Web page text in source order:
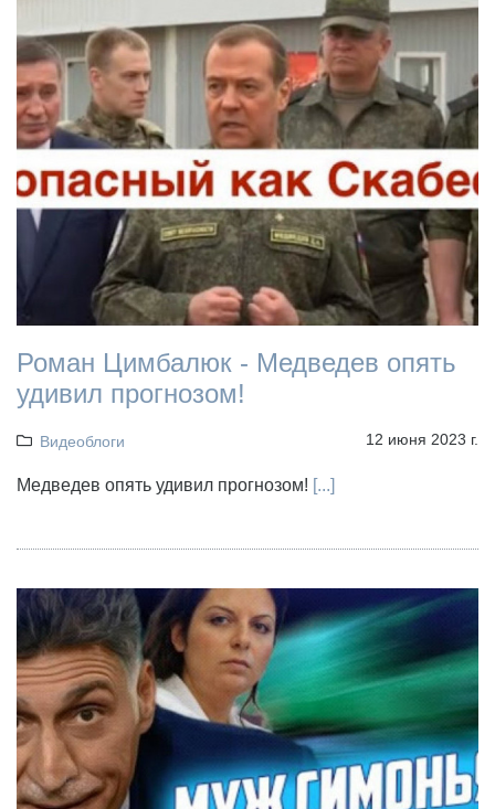
Роман Цимбалюк - Медведев опять
удивил прогнозом!
Видеоблоги 12 июня 2023 г.
Медведев опять удивил прогнозом! [...]